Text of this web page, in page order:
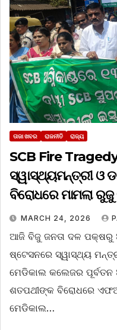
ତାଜା ଖବର ରାଜନୀତି ରାଜ୍ୟ
SCB Fire
ସ୍ୱାସ୍ଥ୍ୟମନ୍ତ୍ରୀ ଓ
ବିରୋଧରେ ମାମଲା ରୁଜୁ
MARCH 24, 2026
ଆଜି ବିଜୁ ଜନତା ଦଳ
ଷ୍ଟେସନରେ ସ୍ୱାସ୍ଥ୍ୟ
ମେଡିକାଲ କଲେଜର
ଶତପଥୀଙ୍କ ବିରୋଧରେ
ମେଡିକାଲ…